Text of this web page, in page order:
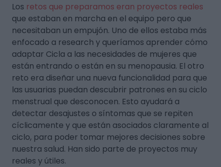
Los retos que preparamos eran proyectos reales
que estaban en marcha en el equipo pero que
necesitaban un empujón. Uno de ellos estaba más
enfocado a research y queríamos aprender cómo
adaptar Cicla a las necesidades de mujeres que
están entrando o están en su menopausia. El otro
reto era diseñar una nueva funcionalidad para que
las usuarias puedan descubrir patrones en su ciclo
menstrual que desconocen. Esto ayudará a
detectar desajustes o síntomas que se repiten
cíclicamente y que están asociados claramente al
ciclo, para poder tomar mejores decisiones sobre
nuestra salud. Han sido parte de proyectos muy
reales y útiles.